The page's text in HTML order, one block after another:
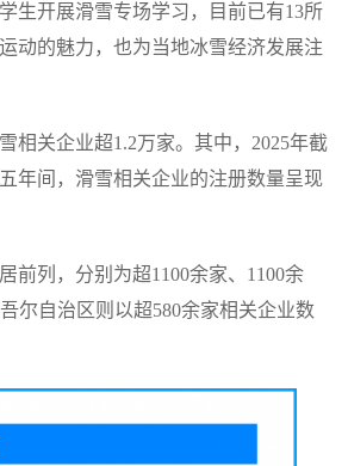
生开展滑雪专场学习，目前已有13所
动的魅力，也为当地冰雪经济发展注
相关企业超1.2万家。其中，2025年截
年间，滑雪相关企业的注册数量呈现
前列，分别为超1100余家、1100余
尔自治区则以超580余家相关企业数